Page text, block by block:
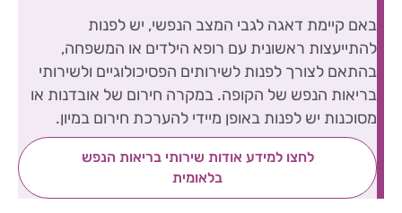
באם קיימת דאגה לגבי המצב הנפשי, יש לפנות
להתייעצות ראשונית עם רופא הילדים או המשפחה,
בהתאם לצורך לפנות לשירותים הפסיכולוגיים ולשירותי
בריאות הנפש של הקופה. במקרה חירום של אובדנות או
מסוכנות יש לפנות באופן מיידי להערכת חירום במיון.
לחצו למידע אודות שירותי בריאות הנפש
בלאומית